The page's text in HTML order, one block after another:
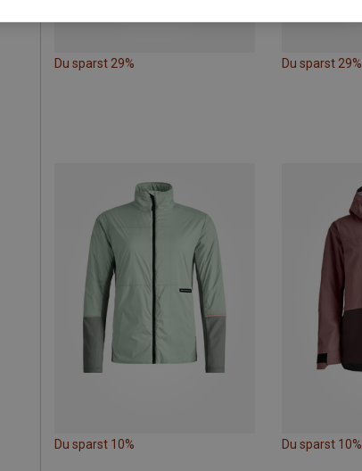
Du sparst 29% Du sparst 29%
Du sparst 10% Du sparst 10%